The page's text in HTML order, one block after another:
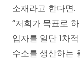
소재라고 한다면.
“저희가 목표로
입자를 일단 1차
수소를 생산하는